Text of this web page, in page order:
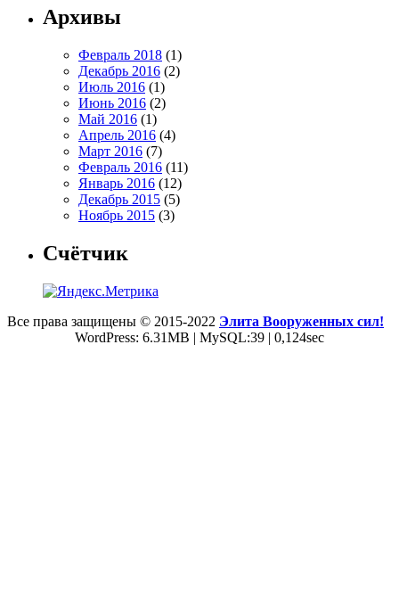
Архивы
Февраль 2018 (1)
Декабрь 2016 (2)
Июль 2016 (1)
Июнь 2016 (2)
Май 2016 (1)
Апрель 2016 (4)
Март 2016 (7)
Февраль 2016 (11)
Январь 2016 (12)
Декабрь 2015 (5)
Ноябрь 2015 (3)
Счётчик
Все права защищены © 2015-2022 Элита Вооруженных сил!
WordPress: 6.31MB | MySQL:39 | 0,124sec